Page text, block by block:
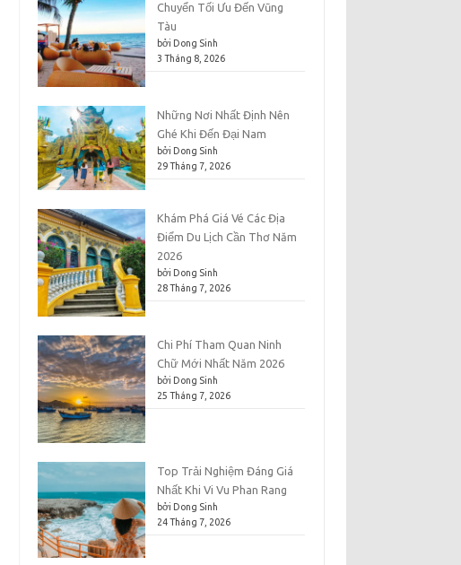
Chuyển Tối Ưu Đến Vũng
Tàu
bởi Dong Sinh
3 Tháng 8, 2026
Những Nơi Nhất Định Nên
Ghé Khi Đến Đại Nam
bởi Dong Sinh
29 Tháng 7, 2026
Khám Phá Giá Vé Các Địa
Điểm Du Lịch Cần Thơ Năm
2026
bởi Dong Sinh
28 Tháng 7, 2026
Chi Phí Tham Quan Ninh
Chữ Mới Nhất Năm 2026
bởi Dong Sinh
25 Tháng 7, 2026
Top Trải Nghiệm Đáng Giá
Nhất Khi Vi Vu Phan Rang
bởi Dong Sinh
24 Tháng 7, 2026